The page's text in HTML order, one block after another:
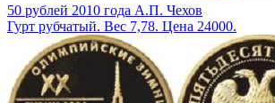
50 рублей 2010 года А.П. Чехов
Гурт рубчатый. Вес 7,78. Цена 24000.